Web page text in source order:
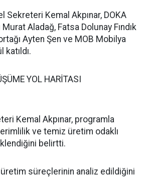
Sekreteri Kemal Akpınar, DOKA
Aladağ, Fatsa Dolunay Fındık
Ayten Şen ve MOB Mobilya
YOL HARİTASI
Kemal Akpınar, programla
ve temiz üretim odaklı
belirtti.
üretim süreçlerinin analiz edildiğini